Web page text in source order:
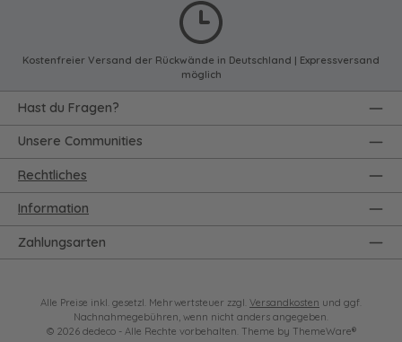
Kostenfreier Versand der Rückwände in Deutschland | Expressversand
möglich
Rechtliches
Information
Zahlungsarten
Hast du Fragen?
Unsere Communities
Alle Preise inkl. gesetzl. Mehrwertsteuer zzgl. Versandkosten und ggf.
Nachnahmegebühren, wenn nicht anders angegeben.
© 2026 dedeco - Alle Rechte vorbehalten. Theme by ThemeWare®